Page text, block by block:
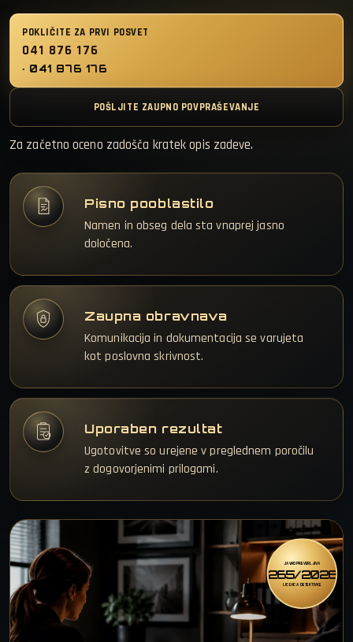
POKLIČITE ZA PRVI POSVET
041 876 176
POŠLJITE ZAUPNO POVPRAŠEVANJE
Za začetno oceno zadošča kratek opis zadeve.
Pisno pooblastilo
Namen in obseg dela sta vnaprej jasno
določena.
Zaupna obravnava
Komunikacija in dokumentacija se varujeta
kot poslovna skrivnost.
Uporaben rezultat
Ugotovitve so urejene v preglednem poročilu
z dogovorjenimi prilogami.
JAVNO PREVERLJIVA
265/2026
LICENCA DETEKTIVKE